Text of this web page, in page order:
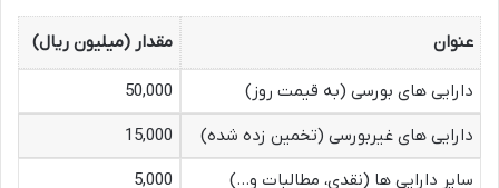
عنوان مقدار (میلیون ریال)
دارایی های بورسی (به قیمت روز)
50,000
دارایی های غیربورسی (تخمین زده شده)
15,000
سایر دارایی ها (نقدی، مطالبات و…)
5,000